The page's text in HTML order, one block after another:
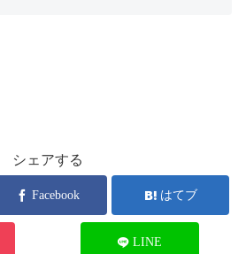
シェアする
Facebook はてブ
LINE